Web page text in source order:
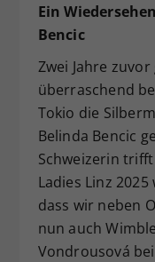
Ein
Bencic
Zwei Jahre
überraschend
Tokio die
Belinda Bencic
Schweizerin
Ladies Linz
dass wir neben
nun auch
Vondrousová